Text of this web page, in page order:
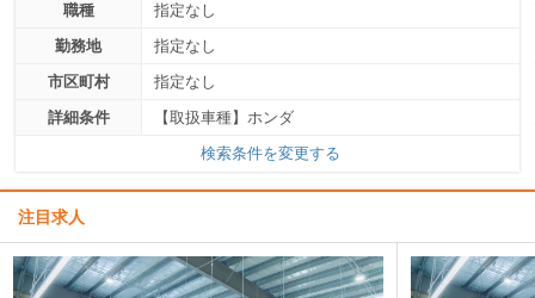
職種
指定なし
勤務地
指定なし
市区町村
指定なし
詳細条件
【取扱車種】ホンダ
検索条件を変更する
注目求人